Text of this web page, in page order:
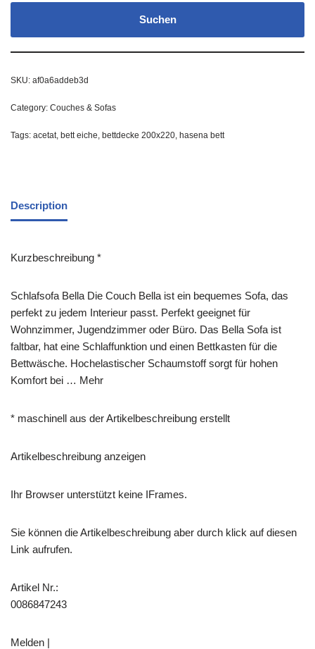
Suchen
SKU: af0a6addeb3d
Category: Couches & Sofas
Tags: acetat, bett eiche, bettdecke 200x220, hasena bett
Description
Kurzbeschreibung *
Schlafsofa Bella Die Couch Bella ist ein bequemes Sofa, das
perfekt zu jedem Interieur passt. Perfekt geeignet für
Wohnzimmer, Jugendzimmer oder Büro. Das Bella Sofa ist
faltbar, hat eine Schlaffunktion und einen Bettkasten für die
Bettwäsche. Hochelastischer Schaumstoff sorgt für hohen
Komfort bei … Mehr
* maschinell aus der Artikelbeschreibung erstellt
Artikelbeschreibung anzeigen
Ihr Browser unterstützt keine IFrames.
Sie können die Artikelbeschreibung aber durch klick auf diesen
Link aufrufen.
Artikel Nr.:
0086847243
Melden |